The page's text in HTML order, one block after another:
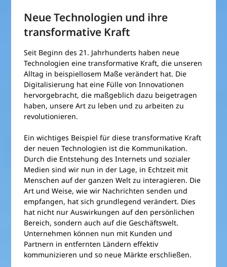
Neue Technologien und ihre
transformative Kraft
Seit Beginn des 21. Jahrhunderts haben neue
Technologien eine transformative Kraft, die unseren
Alltag in beispiellosem Maße verändert hat. Die
Digitalisierung hat eine Fülle von Innovationen
hervorgebracht, die maßgeblich dazu beigetragen
haben, unsere Art zu leben und zu arbeiten zu
revolutionieren.
Ein wichtiges Beispiel für diese transformative Kraft
der neuen Technologien ist die Kommunikation.
Durch die Entstehung des Internets und sozialer
Medien sind wir nun in der Lage, in Echtzeit mit
Menschen auf der ganzen Welt zu interagieren. Die
Art und Weise, wie wir Nachrichten senden und
empfangen, hat sich grundlegend verändert. Dies
hat nicht nur Auswirkungen auf den persönlichen
Bereich, sondern auch auf die Geschäftswelt.
Unternehmen können nun mit Kunden und
Partnern in entfernten Ländern effektiv
kommunizieren und so neue Märkte erschließen.